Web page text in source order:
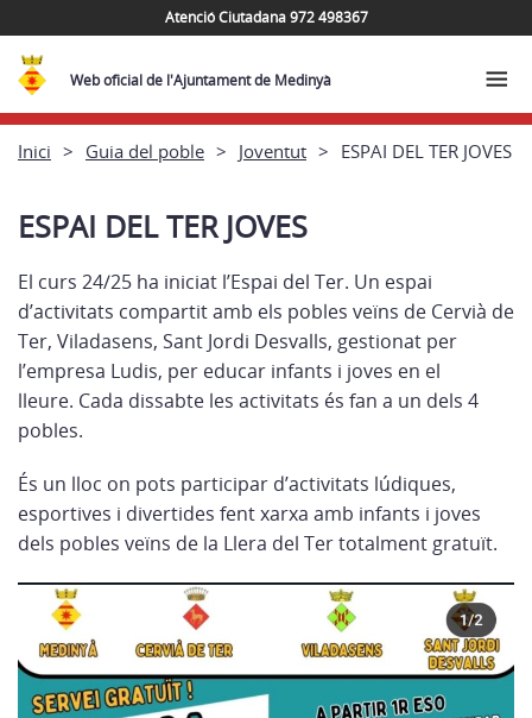
Atenció Ciutadana 972 498367
Web oficial de l'Ajuntament de Medinyà
Inici Guia del poble Joventut ESPAI DEL TER JOVES
ESPAI DEL TER JOVES
El curs 24/25 ha iniciat l’Espai del Ter. Un espai
d’activitats compartit amb els pobles veïns de Cervià de
Ter, Viladasens, Sant Jordi Desvalls, gestionat per
l’empresa Ludis, per educar infants i joves en el
lleure. Cada dissabte les activitats és fan a un dels 4
pobles.
És un lloc on pots participar d’activitats lúdiques,
esportives i divertides fent xarxa amb infants i joves
dels pobles veïns de la Llera del Ter totalment gratuït.